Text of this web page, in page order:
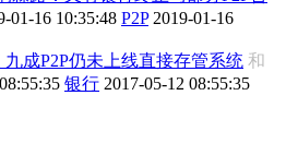
01-16 10:35:48 P2P 2019-01-16
成P2P仍未上线直接存管系统 和
银行 2017-05-12 08:55:35